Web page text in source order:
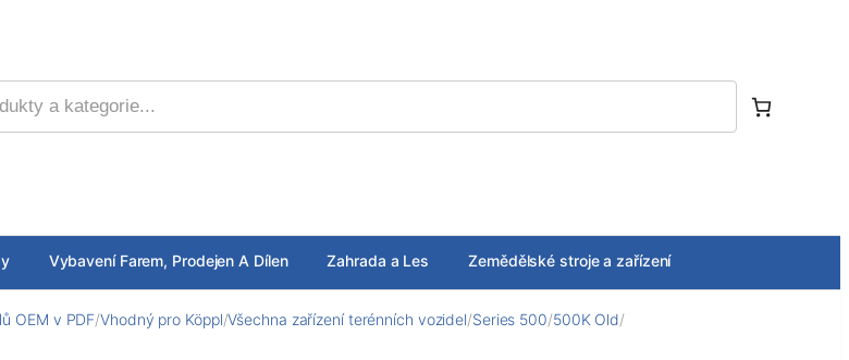
Vybavení Farem, Prodejen A Dílen Zahrada a Les Zemědělské stroje a zařízení
OEM v PDF/Vhodný pro Köppl/Všechna zařízení terénních vozidel/Series 500/500K Old/